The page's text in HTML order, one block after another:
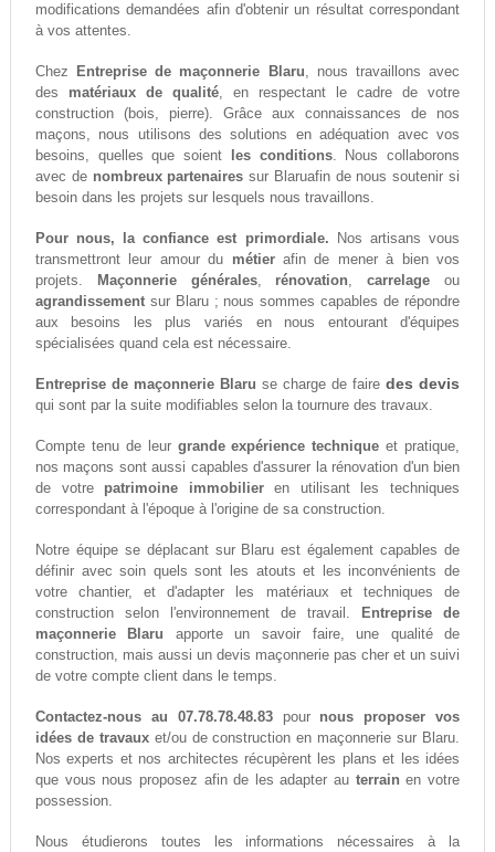
modifications demandées afin d'obtenir un résultat correspondant
à vos attentes.
Chez Entreprise de maçonnerie Blaru, nous travaillons avec
des matériaux de qualité, en respectant le cadre de votre
construction (bois, pierre). Grâce aux connaissances de nos
maçons, nous utilisons des solutions en adéquation avec vos
besoins, quelles que soient
les conditions. Nous collaborons
avec de nombreux partenaires sur Blaruafin de nous soutenir si
besoin dans les projets sur lesquels nous travaillons.
Pour nous, la confiance est primordiale. Nos artisans vous
transmettront leur amour du métierafin de mener à bien vos
projets.
Maçonnerie générales, rénovation,carrelage ou
agrandissementsur Blaru ; nous sommes capables de répondre
aux besoins les plus variés en nous entourant d'équipes
spécialisées quand cela est nécessaire.
Entreprise de maçonnerie Blaru se charge de fairedes devis
qui sont par la suite modifiables selon la tournure des travaux.
Compte tenu de leur grande expérience technique et pratique,
nos maçons sont aussi capables d'assurer la rénovation d'un bien
de votre patrimoine immobilieren utilisant les techniques
correspondant à l'époque à l'origine de sa construction.
Notre équipe se déplacant sur Blaru est également capables de
définir avec soin quels sont les atouts et les inconvénients de
votre chantier, et d'adapter les matériaux et techniques de
construction selon l'environnement de travail.
Entreprise de
maçonnerie Blaru apporte un savoir faire, une qualité de
construction, mais aussi un devis maçonnerie pas cher et un suivi
de votre compte client dans le temps.
Contactez-nous au 07.78.78.48.83pour nous proposer vos
idées de travauxet/ou de construction en maçonnerie sur Blaru.
Nos experts et nos architectes récupèrent les plans et les idées
que vous nous proposez afin de les adapter au terrain en votre
possession.
Nous étudierons toutes les informations nécessaires à la